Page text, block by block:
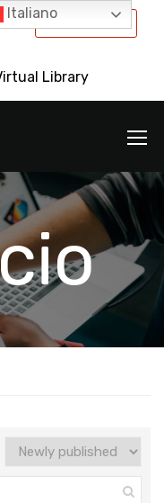
International
Library
Italiano